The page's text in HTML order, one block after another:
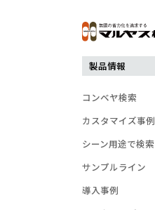
製品情報
コンベヤ検索
カスタマイズ事例
シーン用途で検索
サンプルライン
導入事例